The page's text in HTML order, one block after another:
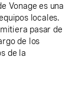
Vonage es una
locales.
pasar de
de los
de la